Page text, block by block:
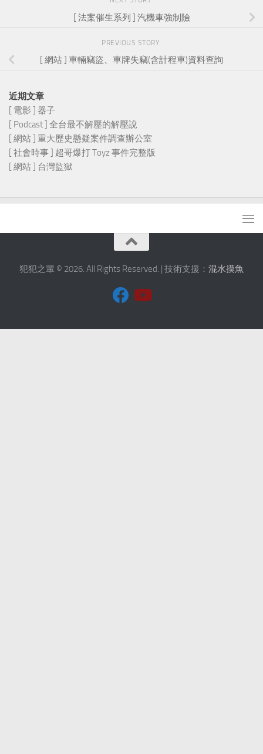
[ 法案催生系列 ] 汽機車強制險
PREVIOUS STORY
[ 網站 ] 車輛竊盜、車牌失竊(含計程車)資料查詢
近期文章
[ 電影 ] 器子
[ Podcast ] 全台最不解壓的解壓說
[ 網站 ] 重大歷史懸疑案件調查辦公室
[ 社會時事 ] 超哥爆打 Toyz 事件完整版
[ 網站 ] 台灣監獄
犯犯之輩 © 2026. All Rights Reserved. | 技術支援： 混水摸魚